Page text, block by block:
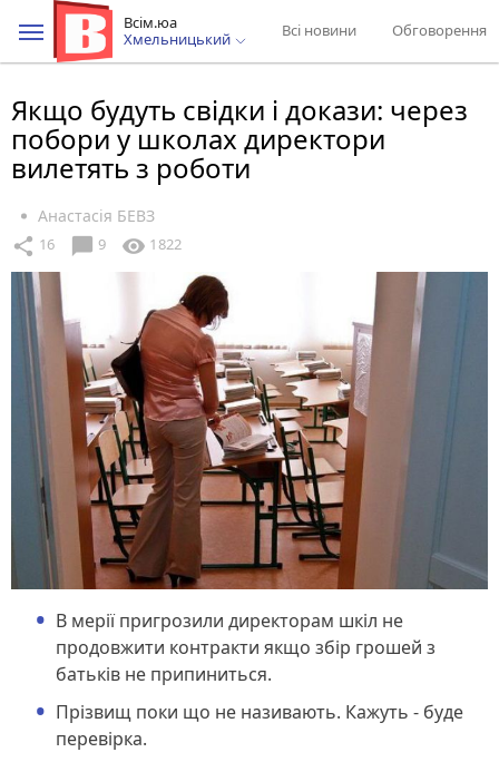
Всім.юа
Хмельницький
Всі новини Обговорення
Якщо будуть свідки і докази: через
побори у школах директори
вилетять з роботи
Анастасія БЕВЗ
share 16 chat_bubble 9 visibility 1822
В мерії пригрозили директорам шкіл не
продовжити контракти якщо збір грошей з
батьків не припиниться.
Прізвищ поки що не називають. Кажуть - буде
перевірка.